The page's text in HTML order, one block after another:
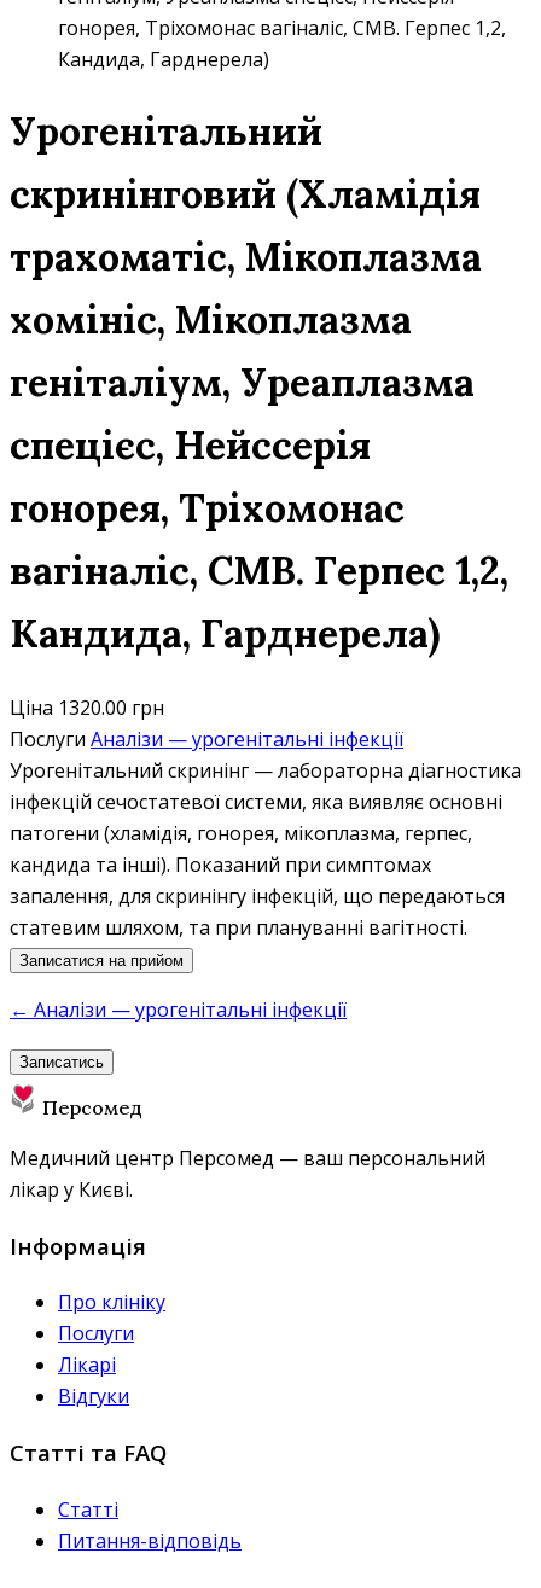
гонорея, Тріхомонас вагіналіс, СМВ. Герпес 1,2,
Кандида, Гарднерела)
Урогенітальний
скринінговий (Хламідія
трахоматіс, Мікоплазма
хомініс, Мікоплазма
геніталіум, Уреаплазма
спецієс, Нейссерія
гонорея, Тріхомонас
вагіналіс, СМВ. Герпес 1,2,
Кандида, Гарднерела)
Ціна 1320.00 грн
Послуги Аналізи — урогенітальні інфекції
Урогенітальний скринінг — лабораторна діагностика
інфекцій сечостатевої системи, яка виявляє основні
патогени (хламідія, гонорея, мікоплазма, герпес,
кандида та інші). Показаний при симптомах
запалення, для скринінгу інфекцій, що передаються
статевим шляхом, та при плануванні вагітності.
Записатися на прийом
← Аналізи — урогенітальні інфекції
Записатись
Персомед
Медичний центр Персомед — ваш персональний
лікар у Києві.
Інформація
Про клініку
Послуги
Лікарі
Відгуки
Статті та FAQ
Статті
Питання-відповідь